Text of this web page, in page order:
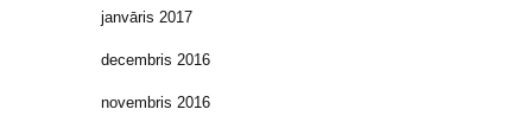
janvāris 2017
decembris 2016
novembris 2016